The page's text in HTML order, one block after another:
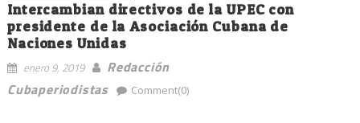
Intercambian directivos de la UPEC con
presidente de la Asociación Cubana de
Naciones Unidas
enero 9, 2019
Redacción
Cubaperiodistas
Comment(0)